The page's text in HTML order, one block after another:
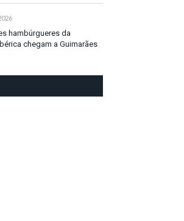
hambúrgueres da
chegam a Guimarães